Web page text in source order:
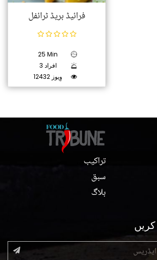
فرائیڈ بریڈ ٹرائفل
25 Min
3 افراد
12432 وِیوز
تراکیب
سبق
بلاگ
کریں